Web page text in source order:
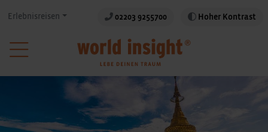
Erlebnisreisen 02203 9255700 Hoher Kontrast